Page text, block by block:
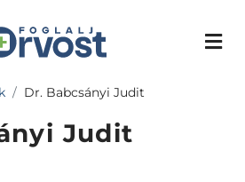
Dr. Babcsányi Judit
Judit